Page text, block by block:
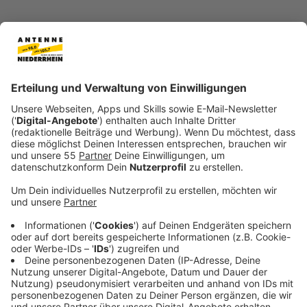
Veröffentlicht:
Die Lage in einigen Hochwassergebieten in
Süddeutschland bleibt angespannt: Vor allem an der
Donau in Straubing, Passau und Regensburg bleiben
Wasserstände hoch. In anderen Gebieten wiederum
zieht sich das Wasser nur sehr langsam zurück. Viele in
NRW fühlen sich an das Hochwasser erinnert, das vor
2021 vor allem an der Erft gewütet hat. Und fragen
sich: Hat NRW daraus gelernt und wie steht es um die
Dämme?
Anzeige